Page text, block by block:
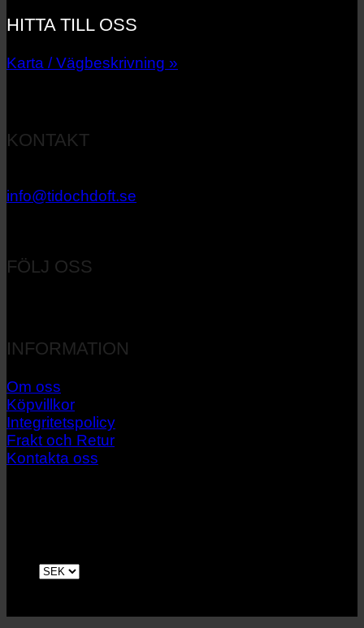
HITTA TILL OSS
Karta / Vägbeskrivning »
KONTAKT
info@tidochdoft.se
FÖLJ OSS
INFORMATION
Om oss
Köpvillkor
Integritetspolicy
Frakt och Retur
Kontakta oss